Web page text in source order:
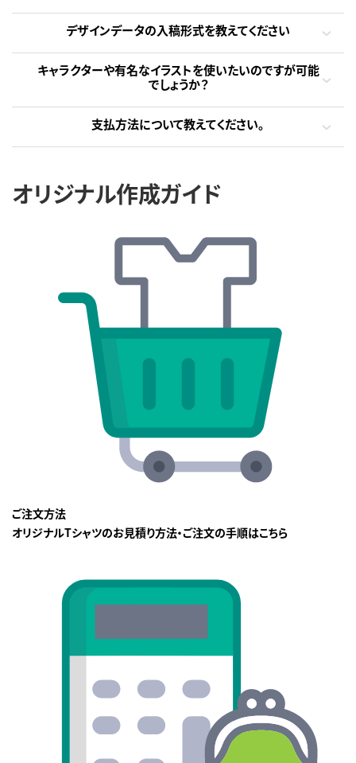
デザインデータの入稿形式を教えてください
キャラクターや有名なイラストを使いたいのですが可能
でしょうか？
支払方法について教えてください。
オリジナル作成ガイド
ご注文方法
オリジナルTシャツのお見積り方法・ご注文の手順はこちら